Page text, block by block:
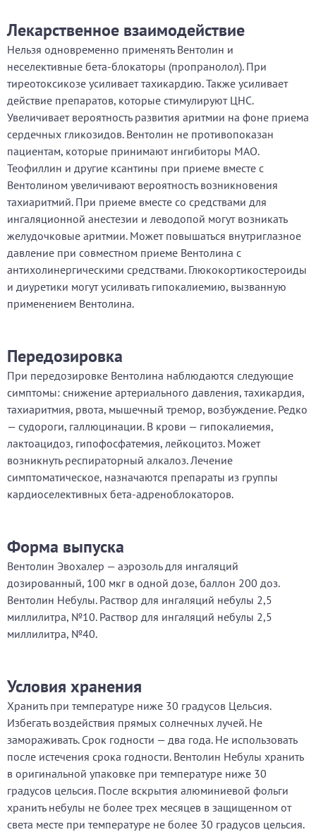
Лекарственное взаимодействие
Нельзя одновременно применять Вентолин и
неселективные бета-блокаторы (пропранолол). При
тиреотоксикозе усиливает тахикардию. Также усиливает
действие препаратов, которые стимулируют ЦНС.
Увеличивает вероятность развития аритмии на фоне приема
сердечных гликозидов. Вентолин не противопоказан
пациентам, которые принимают ингибиторы МАО.
Теофиллин и другие ксантины при приеме вместе с
Вентолином увеличивают вероятность возникновения
тахиаритмий. При приеме вместе со средствами для
ингаляционной анестезии и леводопой могут возникать
желудочковые аритмии. Может повышаться внутриглазное
давление при совместном приеме Вентолина с
антихолинергическими средствами. Глюкокортикостероиды
и диуретики могут усиливать гипокалиемию, вызванную
применением Вентолина.
Передозировка
При передозировке Вентолина наблюдаются следующие
симптомы: снижение артериального давления, тахикардия,
тахиаритмия, рвота, мышечный тремор, возбуждение. Редко
— судороги, галлюцинации. В крови — гипокалиемия,
лактоацидоз, гипофосфатемия, лейкоцитоз. Может
возникнуть респираторный алкалоз. Лечение
симптоматическое, назначаются препараты из группы
кардиоселективных бета-адреноблокаторов.
Форма выпуска
Вентолин Эвохалер — аэрозоль для ингаляций
дозированный, 100 мкг в одной дозе, баллон 200 доз.
Вентолин Небулы. Раствор для ингаляций небулы 2,5
миллилитра, №10. Раствор для ингаляций небулы 2,5
миллилитра, №40.
Условия хранения
Хранить при температуре ниже 30 градусов Цельсия.
Избегать воздействия прямых солнечных лучей. Не
замораживать. Срок годности — два года. Не использовать
после истечения срока годности. Вентолин Небулы хранить
в оригинальной упаковке при температуре ниже 30
градусов цельсия. После вскрытия алюминиевой фольги
хранить небулы не более трех месяцев в защищенном от
света месте при температуре не более 30 градусов цельсия.